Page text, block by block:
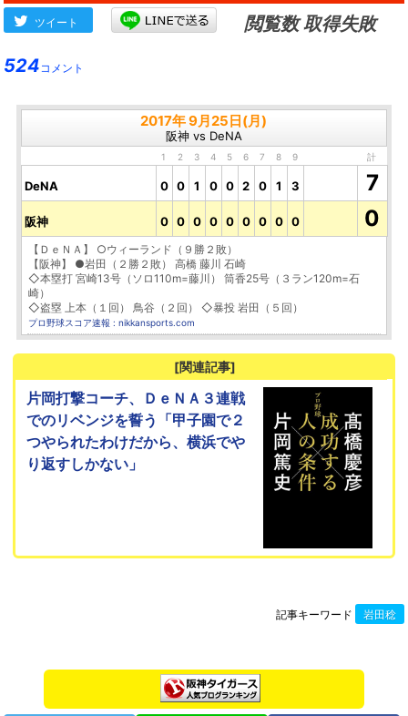
ツイート
閲覧数 取得失敗
524コメント
2017年 9月25日(月)
阪神 vs DeNA
1 2 3 4 5 6 7 8 9 計
DeNA 0 0 1 0 0 2 0 1 3 7
阪神 0 0 0 0 0 0 0 0 0 0
【ＤｅＮＡ】 ○ウィーランド（９勝２敗）
【阪神】 ●岩田（２勝２敗） 高橋 藤川 石崎
◇本塁打 宮崎13号（ソロ110m=藤川） 筒香25号（３ラン120m=石
崎）
◇盗塁 上本（１回） 鳥谷（２回） ◇暴投 岩田（５回）
プロ野球スコア速報 : nikkansports.com
[関連記事]
片岡打撃コーチ、ＤｅＮＡ３連戦
でのリベンジを誓う「甲子園で２
つやられたわけだから、横浜でや
り返すしかない」
記事キーワード 岩田稔